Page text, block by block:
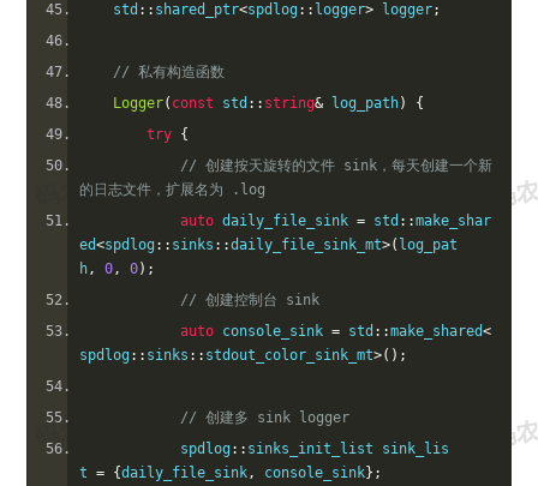
std :: shared_ptr<spdlog :: logger> logger;
// 私有构造函数
Logger( const std :: string& log_path)
{
try {
// 创建按天旋转的文件 sink，每天创建一个新
的日志文件，扩展名为 .log
auto daily_file_sink = std ::make_shar
ed<spdlog :: sinks ::daily_file_sink_mt>( log_pat
h, 0, 0);
// 创建控制台 sink
auto console_sink = std ::make_shared<
spdlog :: sinks :: stdout_color_sink_mt>();
// 创建多 sink logger
spdlog :: sinks_init_list sink_lis
t = {daily_file_sink, console_sink};